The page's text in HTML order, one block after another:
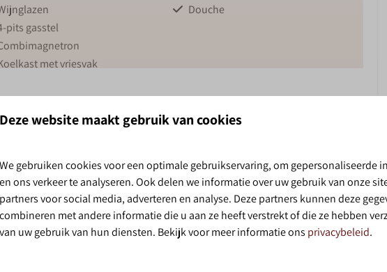
pits gasstel
met vriesvak
Vaatwasser
Douche
DE
Winkel
Binnenzwembad
overdekt terras en moderne badkamer, midden in de
DE NATUUR
Lodgevoor 4 personen op Vakantiepark de Sallandshoeve, midden in
Deze moderne lodge is stijlvol ingericht en biedt alles voor een
uitzicht op de groene natuur, terwijl de woonkamer met
Deze website maakt gebruik van cookies
We gebruiken cookies voor een optimale gebruikservaring, om gepersonaliseerde
en ons verkeer te analyseren. Ook delen we informatie over uw gebruik van onze
partners voor social media, adverteren en analyse. Deze partners kunnen deze
combineren met andere informatie die u aan ze heeft verstrekt of die ze hebben
van uw gebruik van hun diensten. Bekijk voor meer informatie ons privacybeleid.